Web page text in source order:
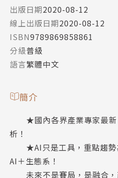
出版日期2020-08-12
線上出版日期2020-08-12
ISBN9789869858861
分級普級
語言繁體中文
簡介
★國內各界產業專家最新
析！
★AI只是工具，重點趨勢
AI＋生態系！
未來不是賽局，是融合，